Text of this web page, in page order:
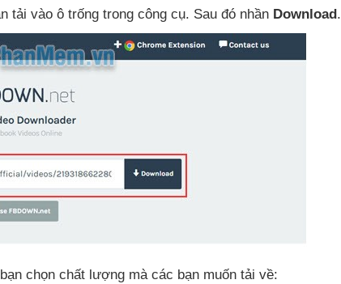
tải vào ô trống trong công cụ. Sau đó nhần Download.
chọn chất lượng mà các bạn muốn tải về: